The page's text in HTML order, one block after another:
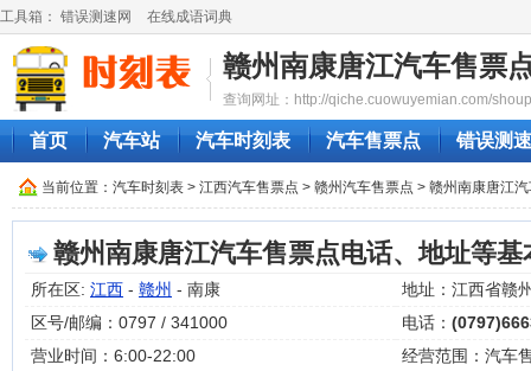
工具箱： 错误测速网 在线成语词典
赣州南康唐江汽车售票
查询网址：http://qiche.cuowuyemian.com/
首页 汽车站 汽车时刻表 汽车售票点 错误测
当前位置： 汽车时刻表 > 江西汽车售票点 > 赣州汽车售票点 > 赣州南康唐江
赣州南康唐江汽车售票点电话、地址等基
所在区: 江西 - 赣州 - 南康
地址：江西省赣
区号/邮编：0797 / 341000
电话：
营业时间：6:00-22:00
经营范围：汽车